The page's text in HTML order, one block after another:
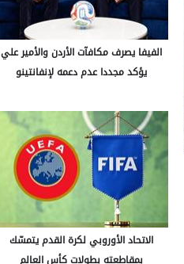
الفيفا يصرف مكافآت الأردن والأمير علي
يؤكد مجددا عدم دعمه لإنفانتينو
الاتحاد الأوروبي لكرة القدم يتمسّك
بمقاطعته بطولات كأس العالم